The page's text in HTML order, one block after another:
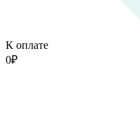
К оплате
0₽